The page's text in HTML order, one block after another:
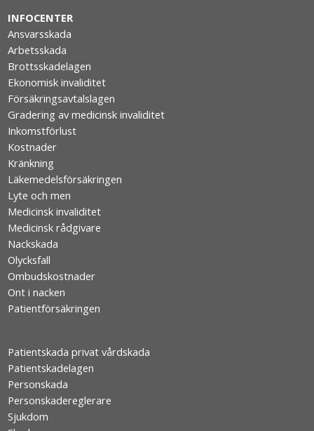
INFOCENTER
Ansvarsskada
Arbetsskada
Brottsskadelagen
Ekonomisk invaliditet
Försäkringsavtalslagen
Gradering av medicinsk invaliditet
Inkomstförlust
Kostnader
Kränkning
Läkemedelsförsäkringen
Lyte och men
Medicinsk invaliditet
Medicinsk rådgivare
Nackskada
Olycksfall
Ombudskostnader
Ont i nacken
Patientförsäkringen
Patientskada privat vårdskada
Patientskadelagen
Personskada
Personskadereglerare
Sjukdom